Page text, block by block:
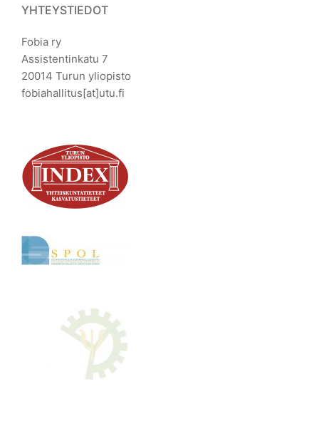
YHTEYSTIEDOT
Fobia ry
Assistentinkatu 7
20014 Turun yliopisto
fobiahallitus[at]utu.fi